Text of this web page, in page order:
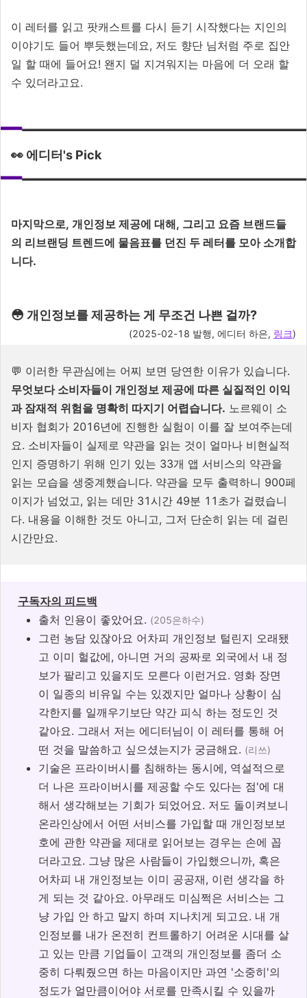
이 레터를 읽고 팟캐스트를 다시 듣기 시작했다는 지인의
이야기도 들어 뿌듯했는데요, 저도 향단 님처럼 주로 집안
일 할 때에 들어요! 왠지 덜 지겨워지는 마음에 더 오래 할
수 있더라고요.
👀 에디터's Pick
마지막으로, 개인정보 제공에 대해, 그리고 요즘 브랜드들
의 리브랜딩 트렌드에 물음표를 던진 두 레터를 모아 소개합
니다.
😳 개인정보를 제공하는 게 무조건 나쁜 걸까?
(2025-02-18 발행, 에디터 하은, 링크)
💬 이러한 무관심에는 어찌 보면 당연한 이유가 있습니다.
무엇보다 소비자들이 개인정보 제공에 따른 실질적인 이익
과 잠재적 위험을 명확히 따지기 어렵습니다. 노르웨이 소
비자 협회가 2016년에 진행한 실험이 이를 잘 보여주는데
요. 소비자들이 실제로 약관을 읽는 것이 얼마나 비현실적
인지 증명하기 위해 인기 있는 33개 앱 서비스의 약관을
읽는 모습을 생중계했습니다. 약관을 모두 출력하니 900페
이지가 넘었고, 읽는 데만 31시간 49분 11초가 걸렸습니
다. 내용을 이해한 것도 아니고, 그저 단순히 읽는 데 걸린
시간만요.
구독자의 피드백
출처 인용이 좋았어요. (205은하수)
그런 농담 있잖아요 어차피 개인정보 털린지 오래됐
고 이미 헐값에, 아니면 거의 공짜로 외국에서 내 정
보가 팔리고 있을지도 모른다 이런거요. 영화 장면
이 일종의 비유일 수는 있겠지만 얼마나 상황이 심
각한지를 일깨우기보단 약간 피식 하는 정도인 것
같아요. 그래서 저는 에디터님이 이 레터를 통해 어
떤 것을 말씀하고 싶으셨는지가 궁금해요. (리쓰)
기술은 프라이버시를 침해하는 동시에, 역설적으로
더 나은 프라이버시를 제공할 수도 있다는 점'에 대
해서 생각해보는 기회가 되었어요. 저도 돌이켜보니
온라인상에서 어떤 서비스를 가입할 때 개인정보보
호에 관한 약관을 제대로 읽어보는 경우는 손에 꼽
더라고요. 그냥 많은 사람들이 가입했으니까, 혹은
어차피 내 개인정보는 이미 공공재, 이런 생각을 하
게 되는 것 같아요. 아무래도 미심쩍은 서비스는 그
냥 가입 안 하고 말지 하며 지나치게 되고요. 내 개
인정보를 내가 온전히 컨트롤하기 어려운 시대를 살
고 있는 만큼 기업들이 고객의 개인정보를 좀더 소
중히 다뤄줬으면 하는 마음이지만 과연 '소중히'의
정도가 얼만큼이어야 서로를 만족시킬 수 있을까